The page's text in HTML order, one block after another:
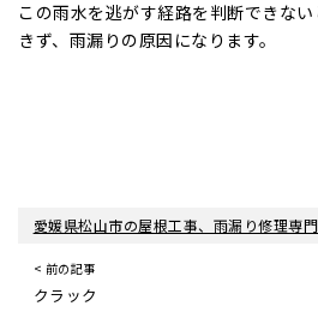
この雨水を逃がす経路を判断できな
きず、雨漏りの原因になります。
愛媛県松山市の屋根工事、雨漏り修理専
< 前の記事
クラック